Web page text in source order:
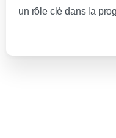
un rôle clé dans la